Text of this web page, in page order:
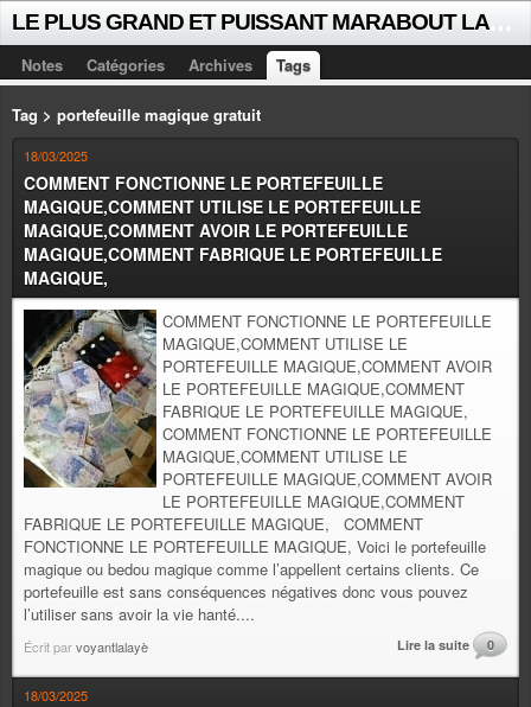
L
E PLUS GRAND ET PUISSANT MARABOUT LALAYE SORCIER VOYANT CELEBRE D'AFRIQUE INTERNATIONAL +229 +229 51021018
Notes Catégories Archives Tags
Tag > portefeuille magique gratuit
18/03/2025
COMMENT FONCTIONNE LE PORTEFEUILLE
MAGIQUE,COMMENT UTILISE LE PORTEFEUILLE
MAGIQUE,COMMENT AVOIR LE PORTEFEUILLE
MAGIQUE,COMMENT FABRIQUE LE PORTEFEUILLE
MAGIQUE,
COMMENT FONCTIONNE LE PORTEFEUILLE
MAGIQUE,COMMENT UTILISE LE
PORTEFEUILLE MAGIQUE,COMMENT AVOIR
LE PORTEFEUILLE MAGIQUE,COMMENT
FABRIQUE LE PORTEFEUILLE MAGIQUE,
COMMENT FONCTIONNE LE PORTEFEUILLE
MAGIQUE,COMMENT UTILISE LE
PORTEFEUILLE MAGIQUE,COMMENT AVOIR
LE PORTEFEUILLE MAGIQUE,COMMENT
FABRIQUE LE PORTEFEUILLE MAGIQUE, COMMENT
FONCTIONNE LE PORTEFEUILLE MAGIQUE, Voici le portefeuille
magique ou bedou magique comme l’appellent certains clients. Ce
portefeuille est sans conséquences négatives donc vous pouvez
l’utiliser sans avoir la vie hanté....
Écrit parvoyantlalayè Lire la suite 0
18/03/2025